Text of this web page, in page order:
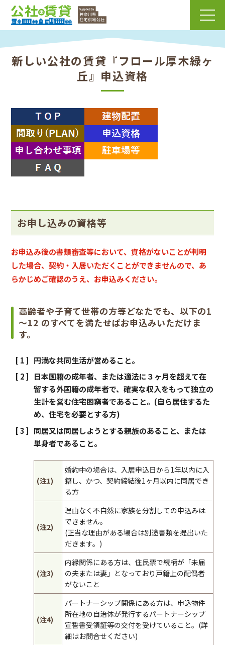
新しい公社の賃貸『フロール厚木緑ヶ
丘』申込資格
お申し込みの資格等
お申込み後の書類審査等において、資格がないことが判明
した場合、契約・入居いただくことができませんので、あ
らかじめご確認のうえ、お申込みください。
高齢者や子育て世帯の方等どなたでも、以下の1
～12 のすべてを満たせばお申込みいただけま
す。
円満な共同生活が営めること。
日本国籍の成年者、または適法に３ヶ月を超えて在
留する外国籍の成年者で、確実な収入をもって独立の
生計を営む住宅困窮者であること。(自ら居住するた
め、住宅を必要とする方)
同居又は同居しようとする親族のあること、または
単身者であること。
(注1)
婚約中の場合は、入居申込日から1年以内に入
籍し、かつ、契約締結後1ヶ月以内に同居でき
る方
(注2)
理由なく不自然に家族を分割しての申込みは
できません。
(正当な理由がある場合は別途書類を提出いた
だきます。)
(注3)
内縁関係にある方は、住民票で続柄が「未届
の夫または妻」となっており戸籍上の配偶者
がないこと
(注4)
パートナーシップ関係にある方は、 申込物件
所在地の自治体が発行するパートナーシップ
宣誓書受領証等の交付を受けていること。(詳
細はお問合せください)